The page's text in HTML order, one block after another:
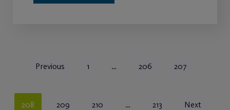
Previous 1 … 206 207
208 209 210 … 213 Next